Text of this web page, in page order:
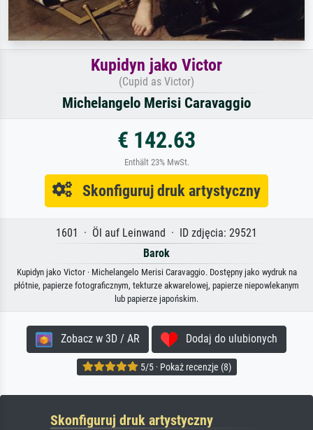
Kupidyn jako Victor
(Cupid as Victor)
Michelangelo Merisi Caravaggio
€ 142.63
Enthält 23% MwSt.
Skonfiguruj druk artystyczny
1601 · Öl auf Leinwand · ID zdjęcia: 29521
Barok
Kupidyn jako Victor · Michelangelo Merisi Caravaggio. Dostępny jako wydruk na
płótnie, papierze fotograficznym, tekturze akwarelowej, papierze niepowlekanym
lub papierze japońskim.
Zobacz w 3D / AR Dodaj do ulubionych
5/5 · Pokaż recenzje (8)
Skonfiguruj druk artystyczny